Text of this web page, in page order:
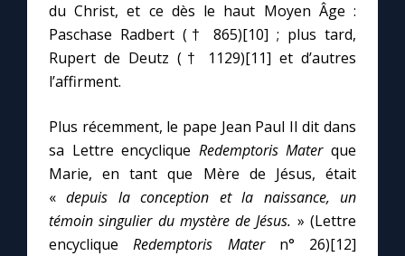
du Christ, et ce dès le haut Moyen Âge :
Paschase Radbert († 865)[10] ; plus tard,
Rupert de Deutz († 1129)[11] et d’autres
l’affirment.
Plus récemment, le pape Jean Paul II dit dans
sa Lettre encyclique Redemptoris Materque
Marie, en tant que Mère de Jésus, était
«depuis la conception et la naissance, un
témoin singulier du mystère de Jésus. » (Lettre
encycliqueRedemptoris Matern° 26)[12]